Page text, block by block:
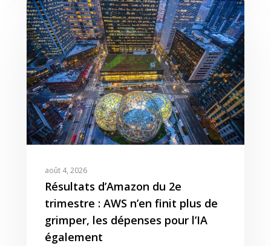
août 4, 2026
Résultats d’Amazon du 2e
trimestre : AWS n’en finit plus de
grimper, les dépenses pour l’IA
également